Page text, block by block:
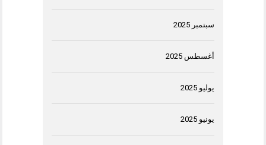
سبتمبر 2025
أغسطس 2025
يوليو 2025
يونيو 2025